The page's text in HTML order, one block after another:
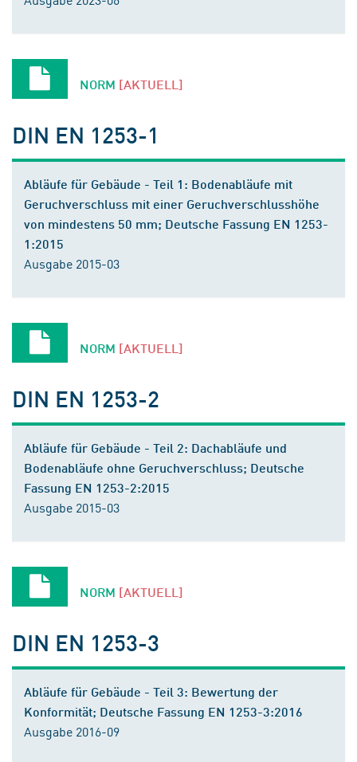
NORM [AKTUELL]
DIN EN 1253-1
Abläufe für Gebäude - Teil 1: Bodenabläufe mit
Geruchverschluss mit einer Geruchverschlusshöhe
von mindestens 50 mm; Deutsche Fassung EN 1253-
1:2015
Ausgabe 2015-03
NORM [AKTUELL]
DIN EN 1253-2
Abläufe für Gebäude - Teil 2: Dachabläufe und
Bodenabläufe ohne Geruchverschluss; Deutsche
Fassung EN 1253-2:2015
Ausgabe 2015-03
NORM [AKTUELL]
DIN EN 1253-3
Abläufe für Gebäude - Teil 3: Bewertung der
Konformität; Deutsche Fassung EN 1253-3:2016
Ausgabe 2016-09